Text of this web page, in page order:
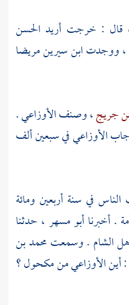
قال : خرجت أريد الحسن
، ووجدتابن سيرينمريضا
جريج، وصنفالأوزاعي.
الأوزاعيفي سبعين ألف
في سنة أربعين ومائة
. أخبرناأبو مسهر ، حدثنا
الشام . وسمعتمحمد بن
: أينالأوزاعيمنمكحول؟